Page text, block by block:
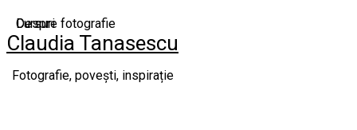
to
content
Claudia Tanasescu
Fotografie, povești, inspirație
Despre fotografie
Cursuri